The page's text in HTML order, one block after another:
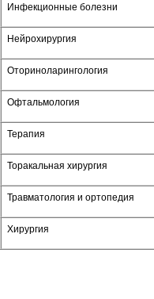
Инфекционные болезни
Нейрохирургия
Оториноларингология
Офтальмология
Терапия
Торакальная хирургия
Травматология и ортопедия
Хирургия